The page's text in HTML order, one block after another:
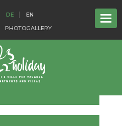
DE
EN
PHOTOGALLERY